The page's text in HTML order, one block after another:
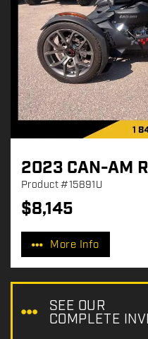
2023 CAN-AM
Product#15891U
P
r
c
$8,145
More Info
SEE OUR
COMPLETE